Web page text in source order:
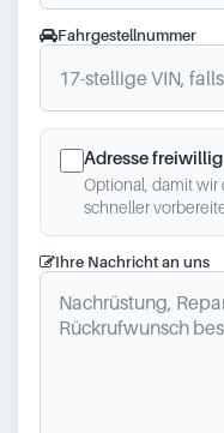
Fahrgestellnummer
Adresse
Optional, damit wir
schneller
Ihre Nachricht an uns